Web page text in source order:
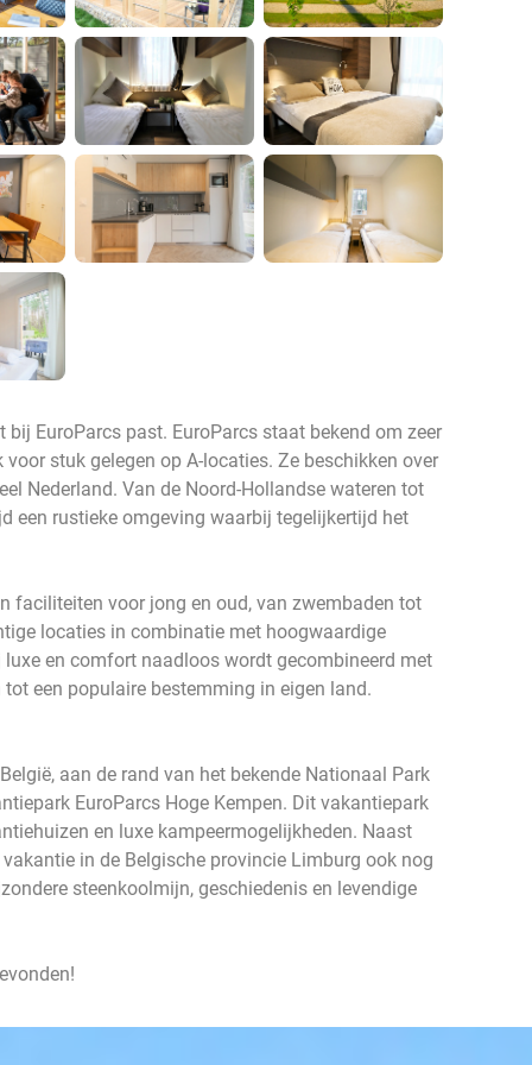
EuroParcs past. EuroParcs staat bekend om zeer
stuk gelegen op A-locaties. Ze beschikken over
Nederland. Van de Noord-Hollandse wateren tot
een rustieke omgeving waarbij tegelijkertijd het
faciliteiten voor jong en oud, van zwembaden tot
locaties in combinatie met hoogwaardige
en comfort naadloos wordt gecombineerd met
een populaire bestemming in eigen land.
aan de rand van het bekende Nationaal Park
EuroParcs Hoge Kempen. Dit vakantiepark
en luxe kampeermogelijkheden. Naast
in de Belgische provincie Limburg ook nog
steenkoolmijn, geschiedenis en levendige